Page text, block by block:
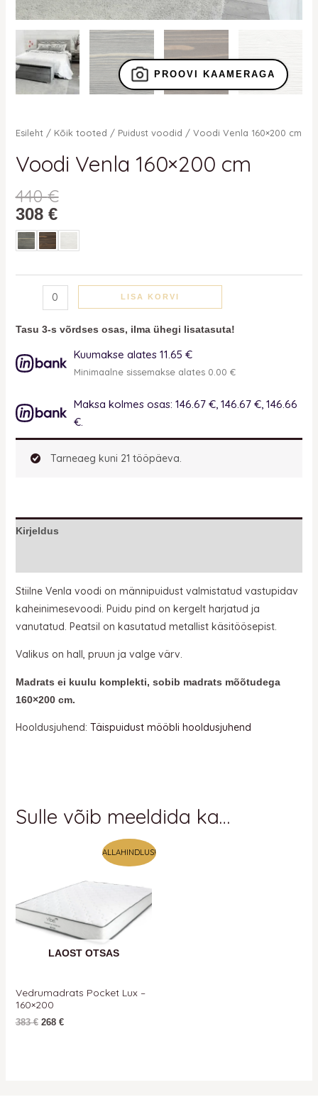
PROOVI KAAMERAGA
Esileht / Kõik tooted / Puidust voodid / Voodi Venla 160×200 cm
Voodi Venla 160×200 cm
440€
308 €
LISA KORVI
Tasu 3-s võrdses osas, ilma ühegi lisatasuta!
Kuumakse alates 11.65 €
Minimaalne sissemakse alates 0.00 €
Maksa kolmes osas: 146.67 €, 146.67 €, 146.66
€.
Tarneaeg kuni 21 tööpäeva.
Kirjeldus
Stiilne Venla voodi on männipuidust valmistatud vastupidav
kaheinimesevoodi. Puidu pind on kergelt harjatud ja
vanutatud. Peatsil on kasutatud metallist käsitöösepist.
Valikus on hall, pruun ja valge värv.
Madrats ei kuulu komplekti, sobib madrats mõõtudega
160×200 cm.
Hooldusjuhend: Täispuidust mööbli hooldusjuhend
Sulle võib meeldida ka…
ALLAHINDLUS!
LAOST OTSAS
Vedrumadrats Pocket Lux –
160×200
383€ 268 €